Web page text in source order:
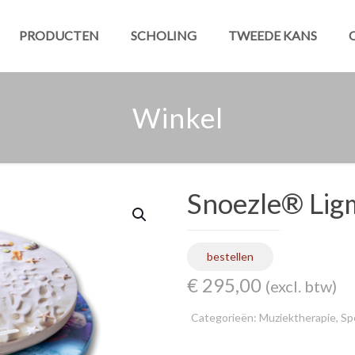
PRODUCTEN SCHOLING TWEEDE KANS
Winkel
Snoezle®
bestellen
€ 295,00 (excl. btw)
Categorieën: Muziektherapie,